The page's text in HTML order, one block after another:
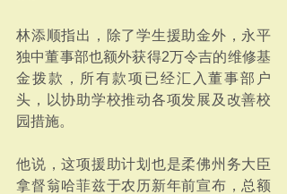
林添顺指出，除了学生援助金外，永平
独中董事部也额外获得2万令吉的维修基
金拨款，所有款项已经汇入董事部户
头，以协助学校推动各项发展及改善校
园措施。
他说，这项援助计划也是柔佛州务大臣
拿督翁哈菲兹于农历新年前宣布，总额